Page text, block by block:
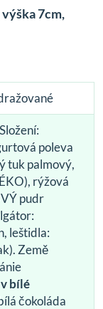
7cm,
Složení:
poleva
tuk palmový,
rýžová
pudr
leštidla:
Země
bílé
čokoláda